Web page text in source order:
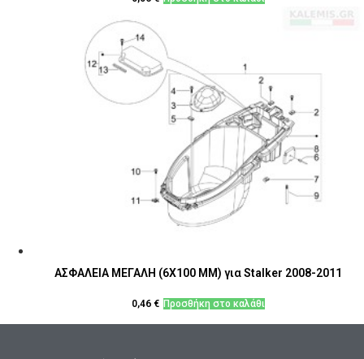
ΑΣΦΑΛΕΙΑ ΜΕΓΑΛΗ (6Χ100 MM) για Stalker 2008-2011
0,46 € Προσθήκη στο καλάθι